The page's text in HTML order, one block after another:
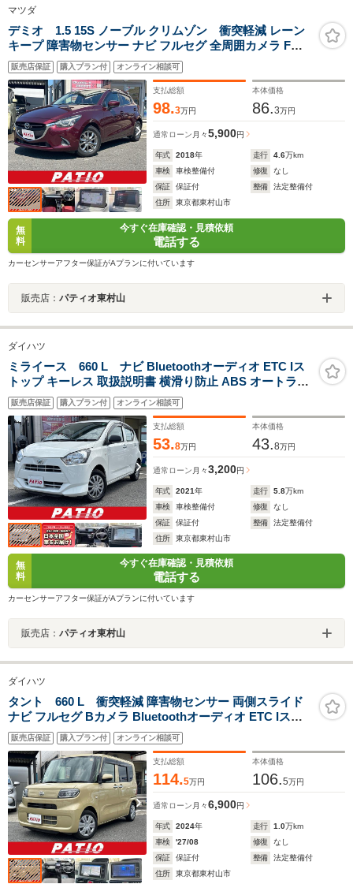
マツダ
デミオ 1.5 15S ノーブル クリムゾン 衝突軽減 レーン
キープ 障害物センサー ナビ フルセグ 全周囲カメラ Fカ
メラ サイドカメラ Bカメラ Bluetoothオーディオ ETC I
ストップ LEDヘッドライト AW15インチ スマキー 禁煙車
記録簿 取扱説明書 横滑り防止
販売店保証 購入プラン付 オンライン相談可
支払総額
98.3万円
本体価格
86.3万円
通常ローン 月々5,900円
年式 2018年 走行 4.6万km
車検
車検整備付 修復
なし
保証
保証付 整備
法定整備付
住所
東京都東村山市
無
料
今すぐ在庫確認・見積依頼
電話する
カーセンサーアフター保証がAプランに付いています
販売店： パティオ東村山
ダイハツ
ミライース 660 L ナビ Bluetoothオーディオ ETC Iス
トップ キーレス 取扱説明書 横滑り防止 ABS オートライ
ト CD 運転席エアバッグ 助手席エアバッグ バイザー エア
コン パワーウィンドウ パワーステアリング
販売店保証 購入プラン付 オンライン相談可
支払総額
53.8万円
本体価格
43.8万円
通常ローン 月々3,200円
年式 2021年 走行 5.8万km
車検
車検整備付 修復
なし
保証
保証付 整備
法定整備付
住所
東京都東村山市
無
料
今すぐ在庫確認・見積依頼
電話する
カーセンサーアフター保証がAプランに付いています
販売店： パティオ東村山
ダイハツ
タント 660 L 衝突軽減 障害物センサー 両側スライド
ナビ フルセグ Bカメラ Bluetoothオーディオ ETC Iスト
ップ LEDヘッドライト スマキー 禁煙車 記録簿 取扱説明
書 横滑り防止 ABS オートライト 電格ミラー ウォークス
ルー
販売店保証 購入プラン付 オンライン相談可
支払総額
114.5万円
本体価格
106.5万円
通常ローン 月々6,900円
年式 2024年 走行 1.0万km
車検
'27/08 修復
なし
保証
保証付 整備
法定整備付
住所
東京都東村山市